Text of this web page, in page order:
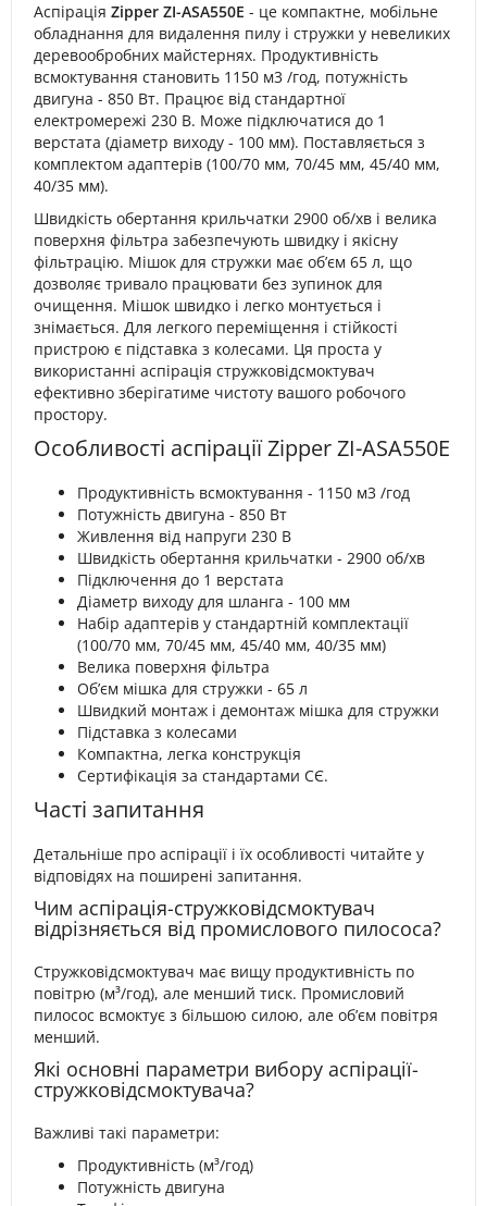
Аспірація Zipper ZI-ASA550E - це компактне, мобільне
обладнання для видалення пилу і стружки у невеликих
деревообробних майстернях. Продуктивність
всмоктування становить 1150 м3 /год, потужність
двигуна - 850 Вт. Працює від стандартної
електромережі 230 В. Може підключатися до 1
верстата (діаметр виходу - 100 мм). Поставляється з
комплектом адаптерів (100/70 мм, 70/45 мм, 45/40 мм,
40/35 мм).
Швидкість обертання крильчатки 2900 об/хв і велика
поверхня фільтра забезпечують швидку і якісну
фільтрацію. Мішок для стружки має об’єм 65 л, що
дозволяє тривало працювати без зупинок для
очищення. Мішок швидко і легко монтується і
знімається. Для легкого переміщення і стійкості
пристрою є підставка з колесами. Ця проста у
використанні аспірація стружковідсмоктувач
ефективно зберігатиме чистоту вашого робочого
простору.
Особливості аспірації Zipper ZI-ASA550E
Продуктивність всмоктування - 1150 м3 /год
Потужність двигуна - 850 Вт
Живлення від напруги 230 В
Швидкість обертання крильчатки - 2900 об/хв
Підключення до 1 верстата
Діаметр виходу для шланга - 100 мм
Набір адаптерів у стандартній комплектації
(100/70 мм, 70/45 мм, 45/40 мм, 40/35 мм)
Велика поверхня фільтра
Об’єм мішка для стружки - 65 л
Швидкий монтаж і демонтаж мішка для стружки
Підставка з колесами
Компактна, легка конструкція
Сертифікація за стандартами СЄ.
Часті запитання
Детальніше про аспірації і їх особливості читайте у
відповідях на поширені запитання.
Чим аспірація-стружковідсмоктувач
відрізняється від промислового пилососа?
Стружковідсмоктувач має вищу продуктивність по
повітрю (м³/год), але менший тиск. Промисловий
пилосос всмоктує з більшою силою, але об’єм повітря
менший.
Які основні параметри вибору аспірації-
стружковідсмоктувача?
Важливі такі параметри:
Продуктивність (м³/год)
Потужність двигуна